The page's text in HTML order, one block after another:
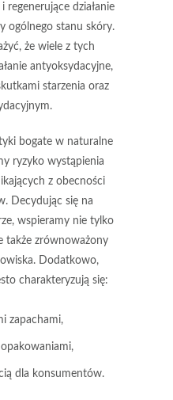
regenerujące działanie
ogólnego stanu skóry.
że wiele z tych
antyoksydacyjne,
starzenia oraz
bogate w naturalne
ryzyko wystąpienia
z obecności
Decydując się na
wspieramy nie tylko
także zrównoważony
Dodatkowo,
charakteryzują się:
zapachami,
dla konsumentów.